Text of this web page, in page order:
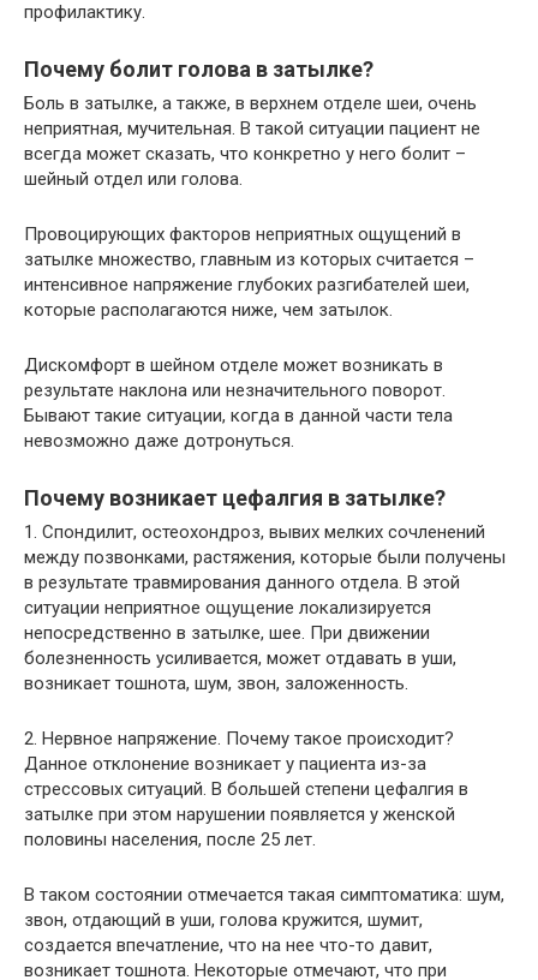
профилактику.
Почему болит голова в затылке?
Боль в затылке, а также, в верхнем отделе шеи, очень
неприятная, мучительная. В такой ситуации пациент не
всегда может сказать, что конкретно у него болит –
шейный отдел или голова.
Провоцирующих факторов неприятных ощущений в
затылке множество, главным из которых считается –
интенсивное напряжение глубоких разгибателей шеи,
которые располагаются ниже, чем затылок.
Дискомфорт в шейном отделе может возникать в
результате наклона или незначительного поворот.
Бывают такие ситуации, когда в данной части тела
невозможно даже дотронуться.
Почему возникает цефалгия в затылке?
1. Спондилит, остеохондроз, вывих мелких сочленений
между позвонками, растяжения, которые были получены
в результате травмирования данного отдела. В этой
ситуации неприятное ощущение локализируется
непосредственно в затылке, шее. При движении
болезненность усиливается, может отдавать в уши,
возникает тошнота, шум, звон, заложенность.
2. Нервное напряжение. Почему такое происходит?
Данное отклонение возникает у пациента из-за
стрессовых ситуаций. В большей степени цефалгия в
затылке при этом нарушении появляется у женской
половины населения, после 25 лет.
В таком состоянии отмечается такая симптоматика: шум,
звон, отдающий в уши, голова кружится, шумит,
создается впечатление, что на нее что-то давит,
возникает тошнота. Некоторые отмечают, что при